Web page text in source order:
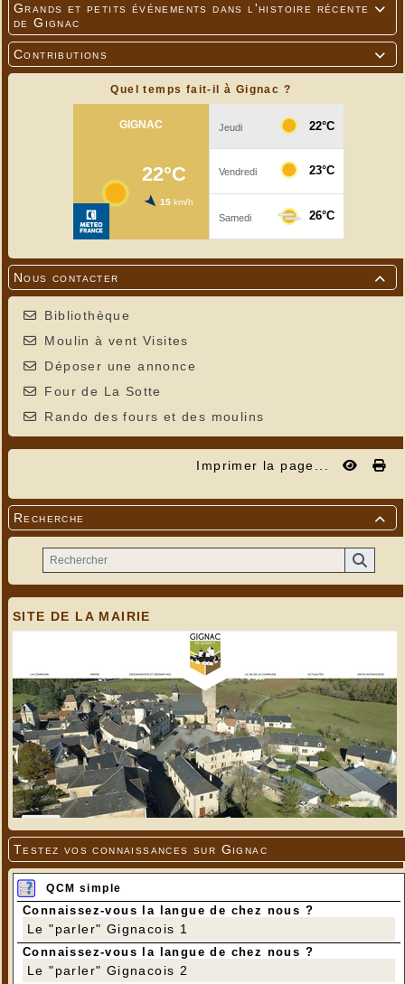

Grands et petits événements dans l'histoire récente
de Gignac

Contributions
Quel temps fait-il à Gignac ?

Nous contacter
Bibliothèque
Moulin à vent Visites
Déposer une annonce
Four de La Sotte
Rando des fours et des moulins
Imprimer la page...

Recherche
SITE DE LA MAIRIE
Testez vos connaissances sur Gignac
QCM simple
Connaissez-vous la langue de chez nous ?
Le "parler" Gignacois 1
Connaissez-vous la langue de chez nous ?
Le "parler" Gignacois 2